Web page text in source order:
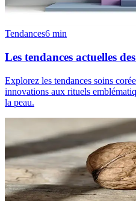
Tendances6 min
Les tendances actuelles
Explorez les tendances soins
innovations aux rituels
la peau.